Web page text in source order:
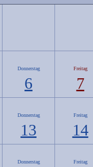
Donnerstag
6
Freitag
7
Donnerstag
13
Freitag
14
Donnerstag Freitag